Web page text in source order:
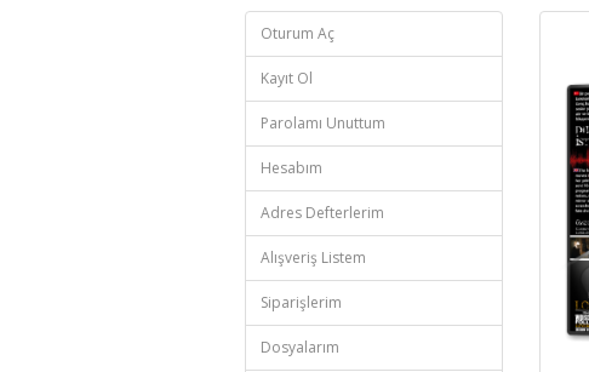
Oturum Aç
Kayıt Ol
Parolamı Unuttum
Hesabım
Adres Defterlerim
Alışveriş Listem
Siparişlerim
Dosyalarım